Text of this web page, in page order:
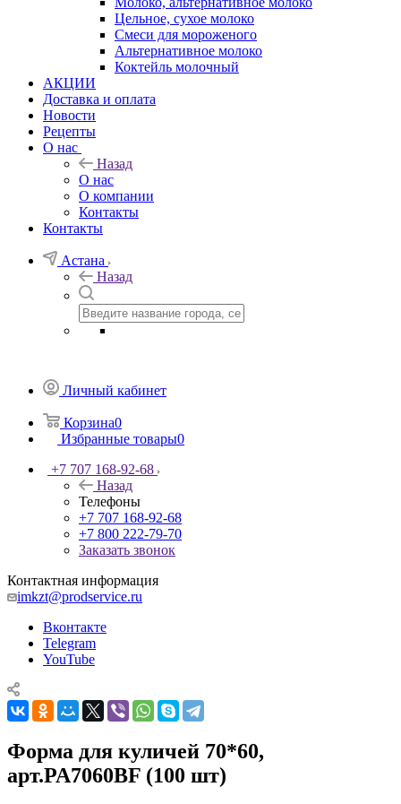
Цельное, сухое молоко
Смеси для мороженого
Альтернативное молоко
Коктейль молочный
АКЦИИ
Доставка и оплата
Новости
Рецепты
О нас
Назад
О нас
О компании
Контакты
Контакты
Астана
Назад
Личный кабинет
Корзина0
Избранные товары0
+7 707 168-92-68
Назад
Телефоны
+7 707 168-92-68
+7 800 222-79-70
Заказать звонок
Контактная информация
imkzt@prodservice.ru
Вконтакте
Telegram
YouTube
Форма для куличей 70*60,
арт.PA7060BF (100 шт)